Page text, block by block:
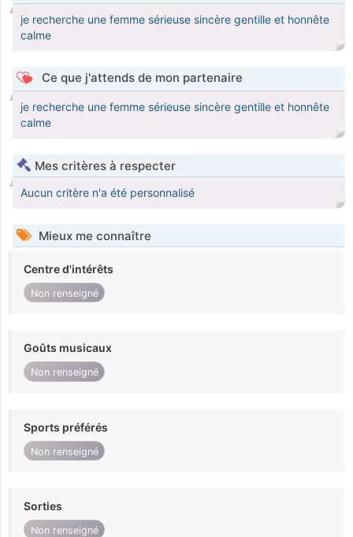
je recherche une femme sérieuse sincère gentille et honnête
calme
Ce que j'attends de mon partenaire
je recherche une femme sérieuse sincère gentille et honnête
calme
Mes critères à respecter
Aucun critère n'a été personnalisé
Mieux me connaître
Centre d'intérêts
Non renseigné
Goûts musicaux
Non renseigné
Sports préférés
Non renseigné
Sorties
Non renseigné